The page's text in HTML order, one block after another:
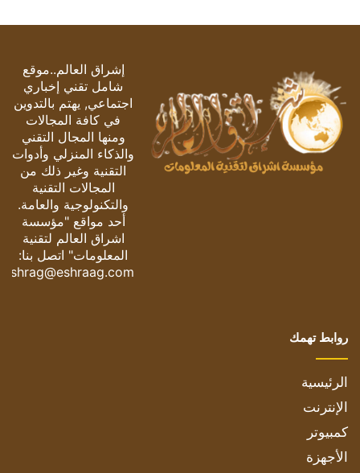
إشراق العالم..موقع
شامل تقني إخباري
اجتماعي, يهتم بالتدوين
في كافة المجالات
ومنها المجال التقني
والذكاء المنزلي وأدوات
التقنية وغير ذلك من
المجالات التقنية
والتكنولوجية والعامة.
أحد مواقع "مؤسسة
اشراق العالم لتقنية
المعلومات" اتصل بنا:
eshrag@eshraag.com
روابط تهمك
الرئيسية
الإنترنت
كمبيوتر
الأجهزة